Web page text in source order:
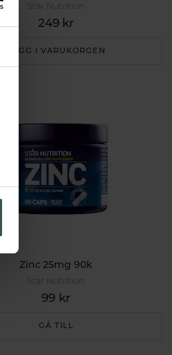
Star Nutrition
249 kr
LÄGG I VARUKORGEN
Zinc 25mg 90k
Star Nutrition
99 kr
GÅ TILL